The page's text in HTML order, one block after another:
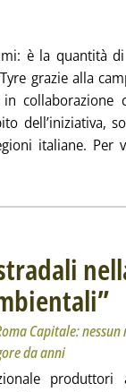
è la quantità
grazie alla
collaborazione
dell’iniziativa,
italiane. Per
..
Capitale:
da anni
produttori